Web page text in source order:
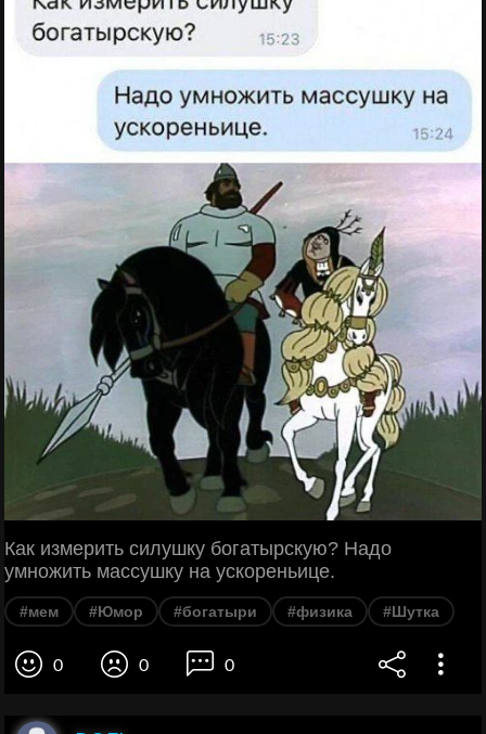
Как измерить силушку богатырскую? Надо
умножить массушку на ускореньице.
#мем #Юмор #богатыри #физика #Шутка
0 0 0